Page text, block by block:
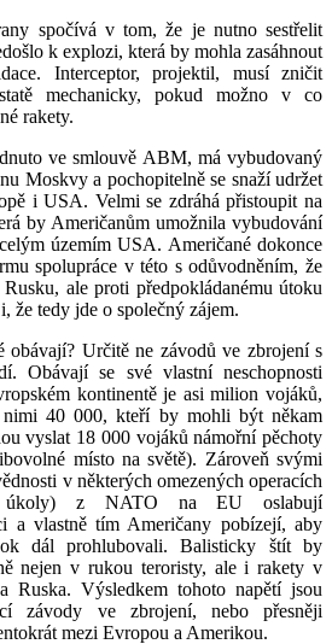
spočívá v tom, že je nutno sestřelit
k explozi, která by mohla zasáhnout
Interceptor, projektil, musí zničit
mechanicky, pokud možno v co
rakety.
ve smlouvě ABM, má vybudovaný
Moskvy a pochopitelně se snaží udržet
i USA. Velmi se zdráhá přistoupit na
by Američanům umožnila vybudování
územím USA. Američané dokonce
spolupráce v této s odůvodněním, že
ale proti předpokládanému útoku
že tedy jde o společný zájem.
obávají? Určitě ne závodů ve zbrojení s
Obávají se své vlastní neschopnosti
kontinentě je asi milion vojáků,
40 000, kteří by mohli být někam
vyslat 18 000 vojáků námořní pěchoty
místo na světě). Zároveň svými
v některých omezených operacích
úkoly) z NATO na EU oslabují
a vlastně tím Američany pobízejí, aby
dál prohlubovali. Balisticky štít by
nejen v rukou teroristy, ale i rakety v
Ruska. Výsledkem tohoto napětí jsou
závody ve zbrojení, nebo přesněji
mezi Evropou a Amerikou.